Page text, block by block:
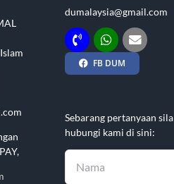
dumalaysia@gmail.com
FB DUM
Sebarang pertanyaan sila
hubungi kami di sini: